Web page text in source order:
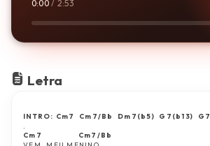
0:00 / 2:53
Letra
INTRO: Cm7  Cm7/Bb  Dm7(b5)  G7(b13)  G7
Cm7                Cm7/Bb